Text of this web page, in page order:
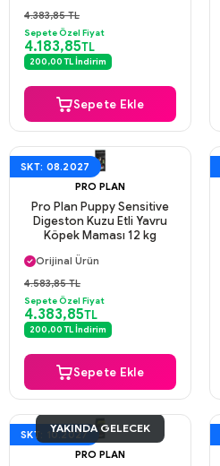
Güvenli Ödeme
Aynı Gün Kargo
4.383,85 TL
Sepete Özel Fiyat
4.183,85TL
200,00 TL İndirim
Sepete Ekle
SKT: 08.2027
PRO PLAN
Pro Plan Puppy Sensitive
Digeston Kuzu Etli Yavru
Köpek Maması 12 kg
Aynı Gün Kargo
Orijinal Ürün
Güvenli Ödeme
Aynı Gün Kargo
4.583,85 TL
Sepete Özel Fiyat
4.383,85TL
200,00 TL İndirim
Sepete Ekle
SKT: 10.2027
YAKINDA GELECEK
PRO PLAN